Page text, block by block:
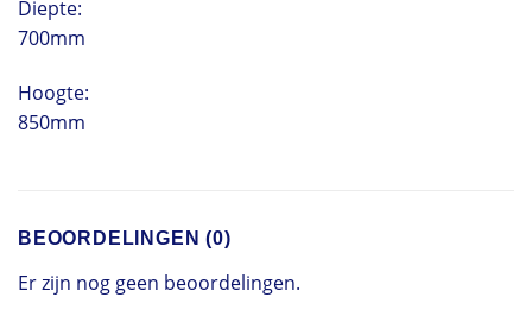
Diepte:
700mm
Hoogte:
850mm
BEOORDELINGEN (0)
Er zijn nog geen beoordelingen.